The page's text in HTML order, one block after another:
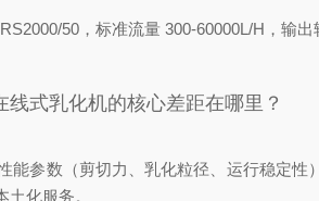
50，标准流量 300-60000L/H，输
式乳化机的核心差距在哪里？
能参数（剪切力、乳化粒径、运行稳定
化服务。